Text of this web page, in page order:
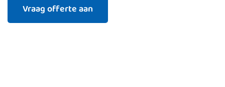
Vraag offerte aan